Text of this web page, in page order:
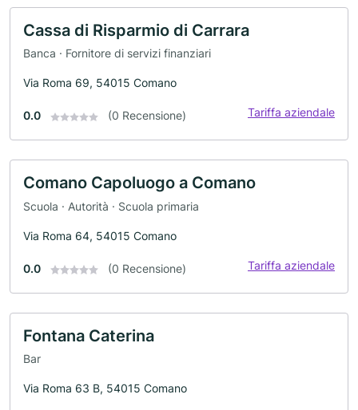
Cassa di Risparmio di Carrara
Banca · Fornitore di servizi finanziari
Via Roma 69, 54015 Comano
0.0 (0 Recensione) Tariffa aziendale
Comano Capoluogo a Comano
Scuola · Autorità · Scuola primaria
Via Roma 64, 54015 Comano
0.0 (0 Recensione) Tariffa aziendale
Fontana Caterina
Bar
Via Roma 63 B, 54015 Comano